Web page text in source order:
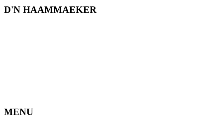
D'N HAAMMAEKER
MENU